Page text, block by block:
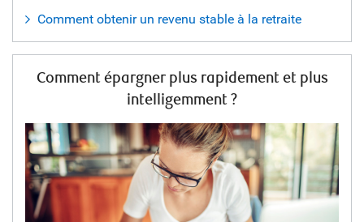
Comment obtenir un revenu stable à la retraite
Comment épargner plus rapidement et plus
intelligemment ?